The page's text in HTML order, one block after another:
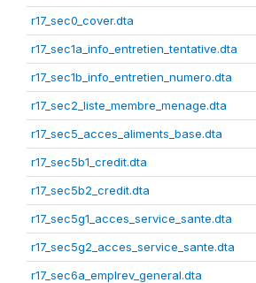
r17_sec0_cover.dta
r17_sec1a_info_entretien_tentative.dta
r17_sec1b_info_entretien_numero.dta
r17_sec2_liste_membre_menage.dta
r17_sec5_acces_aliments_base.dta
r17_sec5b1_credit.dta
r17_sec5b2_credit.dta
r17_sec5g1_acces_service_sante.dta
r17_sec5g2_acces_service_sante.dta
r17_sec6a_emplrev_general.dta